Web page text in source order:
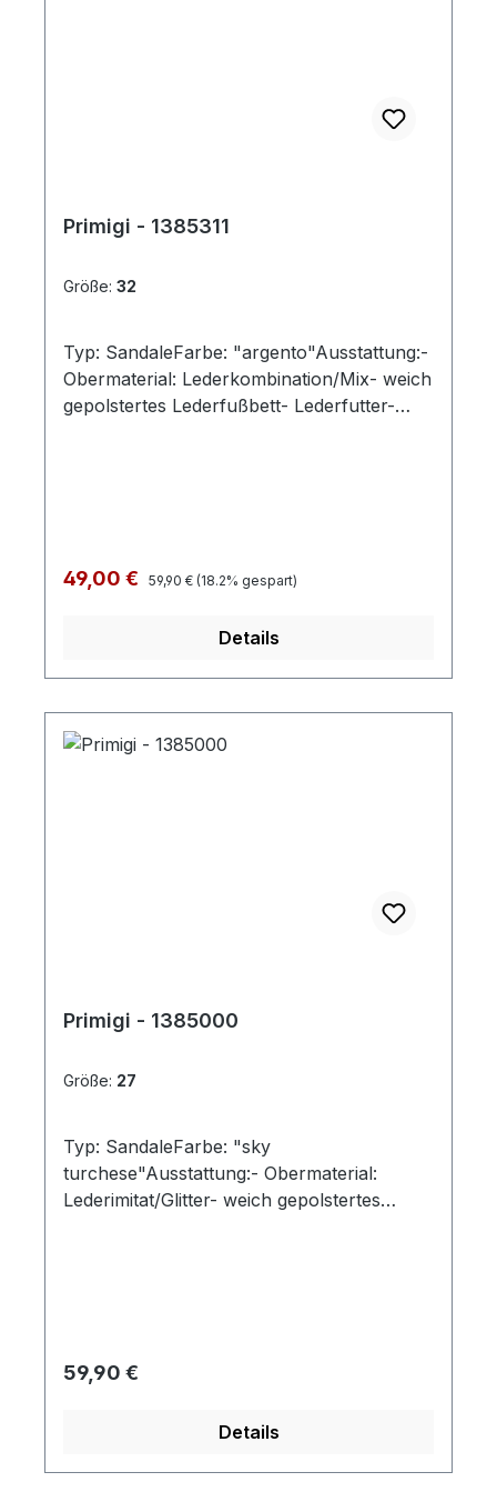
Primigi - 1385311
Größe: 32
Typ: SandaleFarbe: "argento"Ausstattung:-
Obermaterial: Lederkombination/Mix- weich
gepolstertes Lederfußbett- Lederfutter-
Verkaufspreis:
49,00 € Regulärer Preis:
59,90 € (18.2% gespart)
Details
Primigi - 1385000
Größe: 27
Typ: SandaleFarbe: "sky
turchese"Ausstattung:- Obermaterial:
Lederimitat/Glitter- weich gepolstertes
Regulärer Preis:
59,90 €
Details